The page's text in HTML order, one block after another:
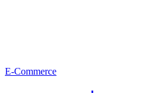
E-Commerce